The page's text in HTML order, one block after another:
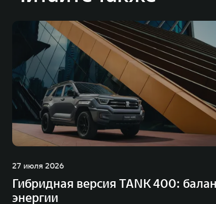
27 июля 2026
Гибридная версия TANK 400:
энергии